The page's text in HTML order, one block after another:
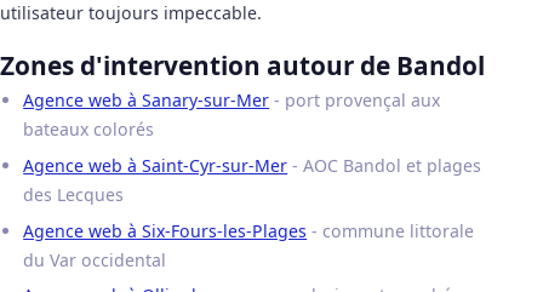
utilisateur toujours impeccable.
Zones d'intervention autour de Bandol
Agence web à Sanary-sur-Mer - port provençal aux
bateaux colorés
Agence web à Saint-Cyr-sur-Mer - AOC Bandol et plages
des Lecques
Agence web à Six-Fours-les-Plages - commune littorale
du Var occidental